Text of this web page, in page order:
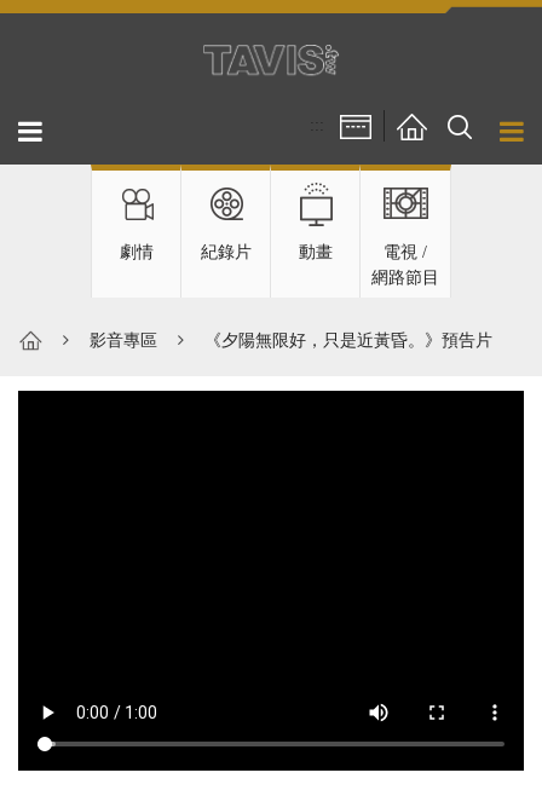
跳到主要內容區塊
劇情 紀錄片 動畫
電視 /
網路節目
影音專區 《夕陽無限好，只是近黃昏。》預告片